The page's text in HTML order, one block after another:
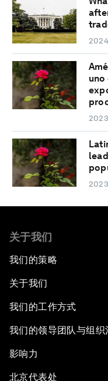
2024
关于我们
我们的策略
关于我们
我们的工作方式
我们的领导团队与组织
影响力
北京代表处